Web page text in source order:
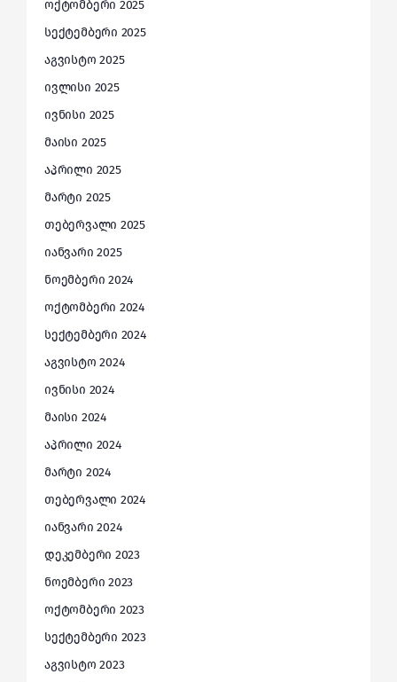
ოქტომბერი 2025
სექტემბერი 2025
აგვისტო 2025
ივლისი 2025
ივნისი 2025
მაისი 2025
აპრილი 2025
მარტი 2025
თებერვალი 2025
იანვარი 2025
ნოემბერი 2024
ოქტომბერი 2024
სექტემბერი 2024
აგვისტო 2024
ივნისი 2024
მაისი 2024
აპრილი 2024
მარტი 2024
თებერვალი 2024
იანვარი 2024
დეკემბერი 2023
ნოემბერი 2023
ოქტომბერი 2023
სექტემბერი 2023
აგვისტო 2023